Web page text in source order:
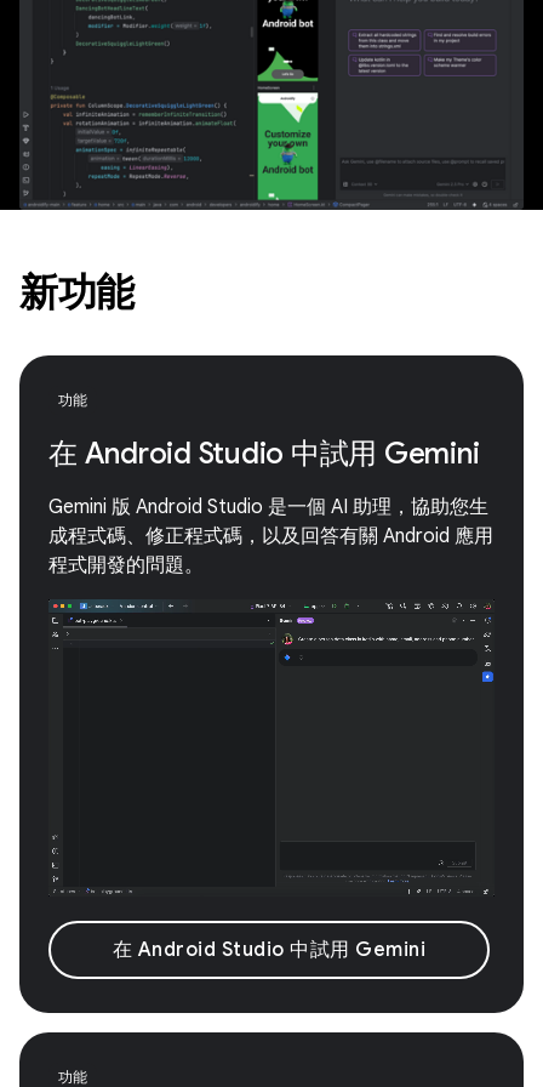
新功能
功能
在 Android Studio 中試用 Gemini
Gemini 版 Android Studio 是一個 AI 助理，協助您生
成程式碼、修正程式碼，以及回答有關 Android 應用
程式開發的問題。
在 Android Studio 中試用 Gemini
功能